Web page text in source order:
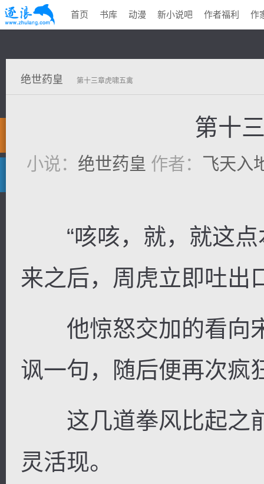
首页 书库 动漫 新小说吧 作者福利 作
绝世药皇 第十三章虎啸五禽
第十
小说： 绝世药皇 作者： 飞天入
“咳咳，就，就这点
来之后，周虎立即吐出
他惊怒交加的看向
讽一句，随后便再次疯
这几道拳风比起之
灵活现。